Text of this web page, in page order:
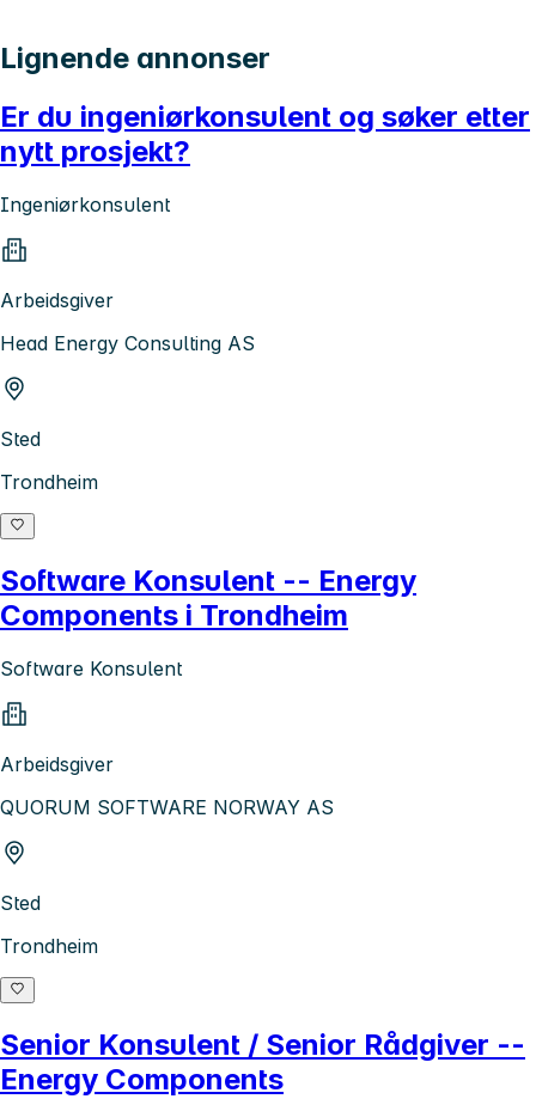
Lignende annonser
Er du ingeniørkonsulent og søker etter
nytt prosjekt?
Ingeniørkonsulent
Arbeidsgiver
Head Energy Consulting AS
Sted
Trondheim
Software Konsulent -- Energy
Components i Trondheim
Software Konsulent
Arbeidsgiver
QUORUM SOFTWARE NORWAY AS
Sted
Trondheim
Senior Konsulent / Senior Rådgiver --
Energy Components